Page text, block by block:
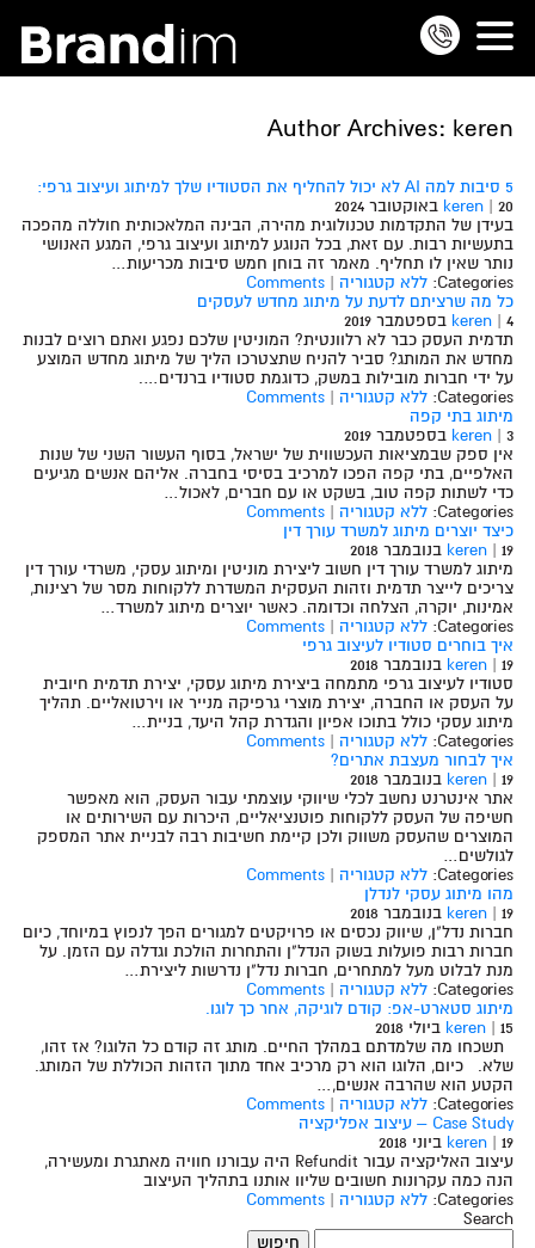
Author Archives: keren
5 סיבות למה AI לא יכול להחליף את הסטודיו שלך למיתוג ועיצוב גרפי:
keren |20 באוקטובר 2024
בעידן של התקדמות טכנולוגית מהירה, הבינה המלאכותית חוללה מהפכה
בתעשיות רבות. עם זאת, בכל הנוגע למיתוג ועיצוב גרפי, המגע האנושי
נותר שאין לו תחליף. מאמר זה בוחן חמש סיבות מכריעות…
Categories: ללא קטגוריה |
Comments
כל מה שרציתם לדעת על מיתוג מחדש לעסקים
keren |4 בספטמבר 2019
תדמית העסק כבר לא רלוונטית? המוניטין שלכם נפגע ואתם רוצים לבנות
מחדש את המותג? סביר להניח שתצטרכו הליך של מיתוג מחדש המוצע
על ידי חברות מובילות במשק, כדוגמת סטודיו ברנדים….
Categories: ללא קטגוריה |
Comments
מיתוג בתי קפה
keren |3 בספטמבר 2019
אין ספק שבמציאות העכשווית של ישראל, בסוף העשור השני של שנות
האלפיים, בתי קפה הפכו למרכיב בסיסי בחברה. אליהם אנשים מגיעים
כדי לשתות קפה טוב, בשקט או עם חברים, לאכול…
Categories: ללא קטגוריה |
Comments
כיצד יוצרים מיתוג למשרד עורך דין
keren |19 בנובמבר 2018
מיתוג למשרד עורך דין חשוב ליצירת מוניטין ומיתוג עסקי, משרדי עורך דין
צריכים לייצר תדמית וזהות העסקית המשדרת ללקוחות מסר של רצינות,
אמינות, יוקרה, הצלחה וכדומה. כאשר יוצרים מיתוג למשרד…
Categories: ללא קטגוריה |
Comments
איך בוחרים סטודיו לעיצוב גרפי
keren |19 בנובמבר 2018
סטודיו לעיצוב גרפי מתמחה ביצירת מיתוג עסקי, יצירת תדמית חיובית
על העסק או החברה, יצירת מוצרי גרפיקה מנייר או וירטואליים. תהליך
מיתוג עסקי כולל בתוכו אפיון והגדרת קהל היעד, בניית…
Categories: ללא קטגוריה |
Comments
איך לבחור מעצבת אתרים?
keren |19 בנובמבר 2018
אתר אינטרנט נחשב לכלי שיווקי עוצמתי עבור העסק, הוא מאפשר
חשיפה של העסק ללקוחות פוטנציאליים, היכרות עם השירותים או
המוצרים שהעסק משווק ולכן קיימת חשיבות רבה לבניית אתר המספק
לגולשים…
Categories: ללא קטגוריה |
Comments
מהו מיתוג עסקי לנדלן
keren |19 בנובמבר 2018
חברות נדל"ן, שיווק נכסים או פרויקטים למגורים הפך לנפוץ במיוחד, כיום
חברות רבות פועלות בשוק הנדל"ן והתחרות הולכת וגדלה עם הזמן. על
מנת לבלוט מעל למתחרים, חברות נדל"ן נדרשות ליצירת…
Categories: ללא קטגוריה |
Comments
מיתוג סטארט-אפ: קודם לוגיקה, אחר כך לוגו.
keren |15 ביולי 2018
תשכחו מה שלמדתם במהלך החיים. מותג זה קודם כל הלוגו? אז זהו,
שלא. כיום, הלוגו הוא רק מרכיב אחד מתוך הזהות הכוללת של המותג.
הקטע הוא שהרבה אנשים,…
Categories: ללא קטגוריה |
Comments
Case Study – עיצוב אפליקציה
keren |19 ביוני 2018
עיצוב האליקציה עבור Refundit היה עבורנו חוויה מאתגרת ומעשירה,
הנה כמה עקרונות חשובים שליוו אותנו בתהליך העיצוב
Categories: ללא קטגוריה |
Comments
Search
חיפוש: